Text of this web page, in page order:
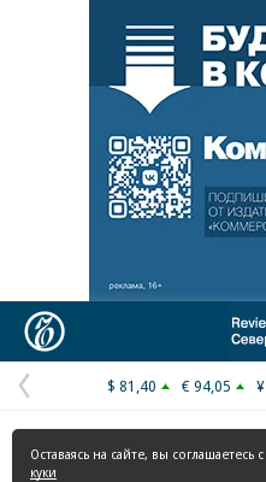
Реклама в «Ъ»
Предыдущая
страница
$ 81,40 € 94,05
Оставаясь на сайте, вы соглашаетесь с
куки